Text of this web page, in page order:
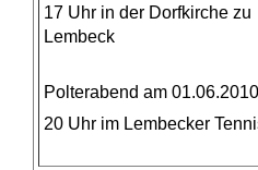
17 Uhr in der Dorfkirche zu
Lembeck
Polterabend am 01.06.2010
20 Uhr im Lembecker